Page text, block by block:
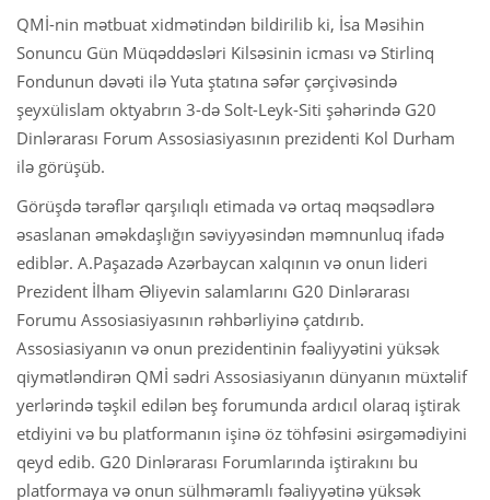
QMİ-nin mətbuat xidmətindən bildirilib ki, İsa Məsihin
Sonuncu Gün Müqəddəsləri Kilsəsinin icması və Stirlinq
Fondunun dəvəti ilə Yuta ştatına səfər çərçivəsində
şeyxülislam oktyabrın 3-də Solt-Leyk-Siti şəhərində G20
Dinlərarası Forum Assosiasiyasının prezidenti Kol Durham
ilə görüşüb.
Görüşdə tərəflər qarşılıqlı etimada və ortaq məqsədlərə
əsaslanan əməkdaşlığın səviyyəsindən məmnunluq ifadə
ediblər. A.Paşazadə Azərbaycan xalqının və onun lideri
Prezident İlham Əliyevin salamlarını G20 Dinlərarası
Forumu Assosiasiyasının rəhbərliyinə çatdırıb.
Assosiasiyanın və onun prezidentinin fəaliyyətini yüksək
qiymətləndirən QMİ sədri Assosiasiyanın dünyanın müxtəlif
yerlərində təşkil edilən beş forumunda ardıcıl olaraq iştirak
etdiyini və bu platformanın işinə öz töhfəsini əsirgəmədiyini
qeyd edib. G20 Dinlərarası Forumlarında iştirakını bu
platformaya və onun sülhməramlı fəaliyyətinə yüksək